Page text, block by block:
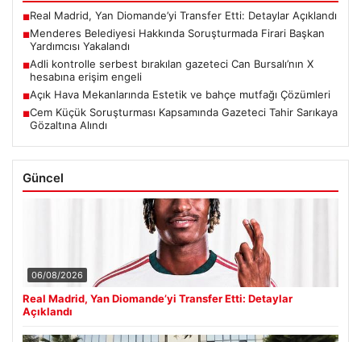
■Real Madrid, Yan Diomande’yi Transfer Etti: Detaylar Açıklandı
■Menderes Belediyesi Hakkında Soruşturmada Firari Başkan
Yardımcısı Yakalandı
■Adli kontrolle serbest bırakılan gazeteci Can Bursalı’nın X
hesabına erişim engeli
■Açık Hava Mekanlarında Estetik ve bahçe mutfağı Çözümleri
■Cem Küçük Soruşturması Kapsamında Gazeteci Tahir Sarıkaya
Gözaltına Alındı
Güncel
06/08/2026
Real Madrid, Yan Diomande’yi Transfer Etti: Detaylar
Açıklandı